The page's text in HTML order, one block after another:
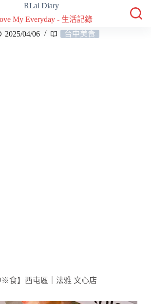
RLai Diary
My Everyday - 生活記錄
2025/04/06
台中美食
※食】西屯區｜法雅 文心店